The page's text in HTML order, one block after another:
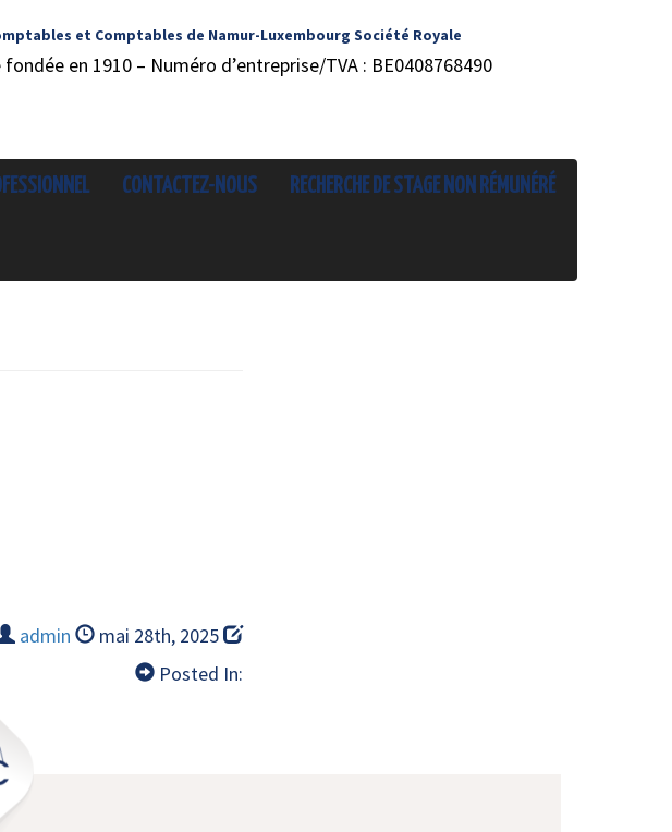
et Comptables de Namur-Luxembourg Société Royale
en 1910 – Numéro d’entreprise/TVA : BE0408768490
CONTACTEZ-NOUS RECHERCHE DE STAGE NON RÉMUNÉRÉ
admin
mai 28th, 2025
Posted In: